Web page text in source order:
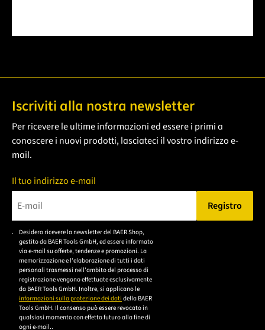
Iscriviti alla nostra newsletter
Per ricevere le ultime informazioni ed essere i primi a
conoscere i nuovi prodotti, lasciateci il vostro indirizzo e-
mail.
Il tuo indirizzo e-mail
Bitte geben Sie eine gültige E-Mail-Adresse ein.
Registro
Desidero ricevere la newsletter del BAER Shop,
gestito da BAER Tools GmbH, ed essere informato
via e-mail su offerte, tendenze e promozioni. La
memorizzazione e l'elaborazione di tutti i dati
personali trasmessi nell'ambito del processo di
registrazione vengono effettuate esclusivamente
da BAER Tools GmbH. Inoltre, si applicano le
informazioni sulla protezione dei dati della BAER
Tools GmbH. Il consenso può essere revocato in
qualsiasi momento con effetto futuro alla fine di
ogni e-mail..